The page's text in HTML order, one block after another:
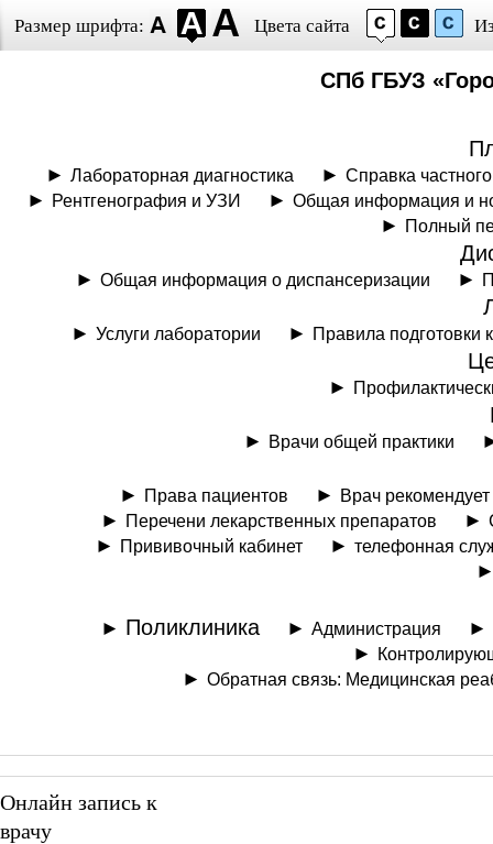
Размер шрифта: Цвета сайта
СПб ГБУЗ
Лабораторная диагностика
Справка
Рентгенография и УЗИ
Общая информация и
Полный
Общая информация о диспансеризации
Услуги лаборатории Правила подготовки
Врачи общей практики
Права пациентов
Врач рекомендует
Перечени лекарственных препаратов
Прививочный кабинет
телефонная
Поликлиника
Администрация
Обратная связь: Медицинская
Онлайн запись к
врачу